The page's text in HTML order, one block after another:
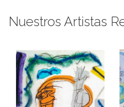
Nuestros Artistas